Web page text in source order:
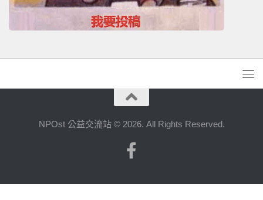
NPOst 公益交流站 © 2026. All Rights Reserved.